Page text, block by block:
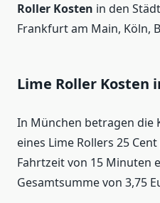
Roller Kosten in den
Frankfurt am Main, Köln,
Lime Roller Kosten
In München betragen die
eines Lime Rollers 25
Fahrtzeit von 15 Minuten
Gesamtsumme von 3,75